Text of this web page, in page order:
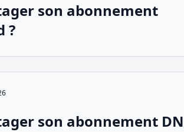
son abonnement
?
son abonnement